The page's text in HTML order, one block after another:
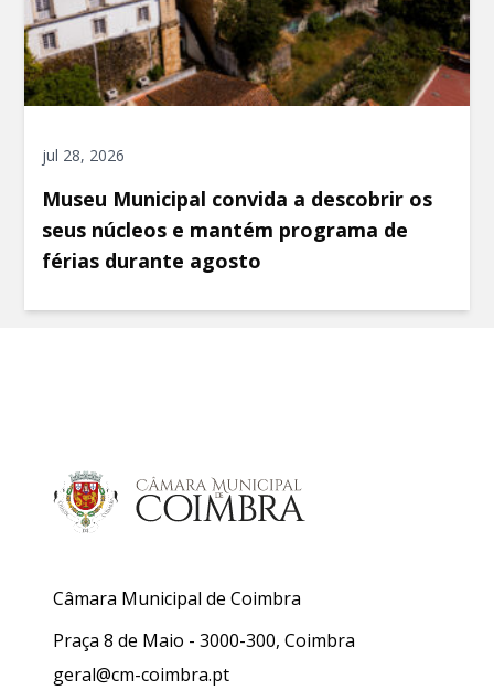
jul 28, 2026
Museu Municipal convida a descobrir os
seus núcleos e mantém programa de
férias durante agosto
Câmara Municipal de Coimbra
Praça 8 de Maio - 3000-300, Coimbra
geral@cm-coimbra.pt